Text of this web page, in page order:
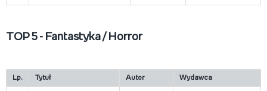
TOP 5 - Fantastyka / Horror
Lp. Tytuł Autor Wydawca